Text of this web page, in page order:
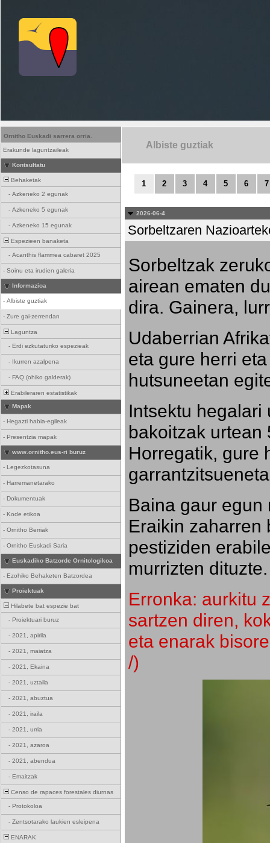
Ornitho Euskadi sarrera orria.
Erakunde laguntzaileak
Kontsultatu
Behaketak
- Azkeneko 2 egunak
- Azkeneko 5 egunak
- Azkeneko 15 egunak
Espezieen banaketa
- Acanthis flammea cabaret 2025
- Soinu eta irudien galeria
Informazioa
- Albiste guztiak
- Zure gai-zerrendan
Laguntza
- Erdi ezkutaturiko espezieak
- Ikurren azalpena
- FAQ (ohiko galderak)
Erabileraren estatistikak
Mapak
- Hegazti habia-egileak
- Presentzia mapak
www.ornitho.eus-ri buruz
- Legezkotasuna
- Harremanetarako
- Dokumentuak
- Kode etikoa
- Ornitho Berriak
- Ornitho Euskadi Saria
Euskadiko Batzorde Ornitologikoa
- Ezohiko Behaketen Batzordea
Proiektuak
Hilabete bat espezie bat
- Proiektuari buruz
- 2021, apirila
- 2021, maiatza
- 2021, Ekaina
- 2021, uztaila
- 2021, abuztua
- 2021, iraila
- 2021, urria
- 2021, azaroa
- 2021, abendua
- Emaitzak
Censo de rapaces forestales diurnas
- Protokoloa
- Zentsotarako laukien esleipena
ENARAK
Albiste guztiak
1 2 3 4 5 6 7
2026-06-4
Sorbeltzaren
Sorbeltzak
airean ematen
dira. Gainera,
Udaberrian
eta gure herri
hutsuneetan
Intsektu hegalari
bakoitzak urtean
Horregatik, gure
Baina gaur egun
Eraikin zaharren
pestiziden
murrizten dituzte.
Erronka: aurkitu
sartzen diren,
eta enarak
/)